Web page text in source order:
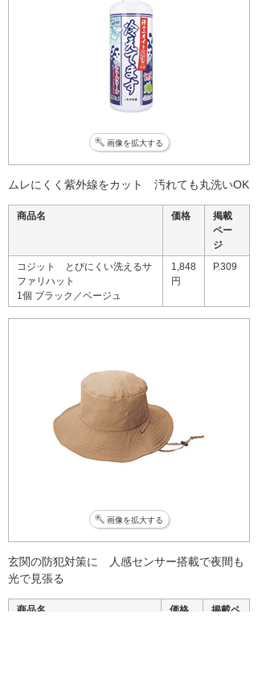
画像を拡大する
ムレにくく紫外線をカット 汚れても丸洗いOK
商品名 価格
掲載
ペー
ジ
コジット とびにくい洗えるサ
ファリハット
1個 ブラック／ベージュ
1,848
円
P.309
画像を拡大する
玄関の防犯対策に 人感センサー搭載で夜間も
光で見張る
商品名 価格
掲載ペ